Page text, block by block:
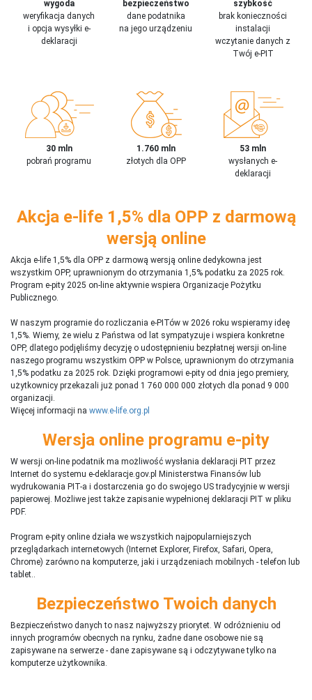
wygoda
weryfikacja danych
i opcja wysyłki e-
deklaracji
bezpieczeństwo
dane podatnika
na jego urządzeniu
szybkość
brak konieczności
instalacji
wczytanie danych z
Twój e-PIT
30 mln
pobrań programu
1.760 mln
złotych dla OPP
53 mln
wysłanych e-
deklaracji
Akcja e-life 1,5% dla OPP z darmową
wersją online
Akcja e-life 1,5% dla OPP z darmową wersją online dedykowna jest
wszystkim OPP, uprawnionym do otrzymania 1,5% podatku za 2025 rok.
Program e-pity 2025 on-line aktywnie wspiera Organizacje Pożytku
Publicznego.
W naszym programie do rozliczania e-PITów w 2026 roku wspieramy ideę
1,5%. Wiemy, że wielu z Państwa od lat sympatyzuje i wspiera konkretne
OPP, dlatego podjęliśmy decyzję o udostępnieniu bezpłatnej wersji on-line
naszego programu wszystkim OPP w Polsce, uprawnionym do otrzymania
1,5% podatku za 2025 rok. Dzięki programowi e-pity od dnia jego premiery,
użytkownicy przekazali już ponad 1 760 000 000 złotych dla ponad 9 000
organizacji.
Więcej informacji na www.e-life.org.pl
Wersja online programu e-pity
W wersji on-line podatnik ma możliwość wysłania deklaracji PIT przez
Internet do systemu e-deklaracje.gov.pl Ministerstwa Finansów lub
wydrukowania PIT-a i dostarczenia go do swojego US tradycyjnie w wersji
papierowej. Możliwe jest także zapisanie wypełnionej deklaracji PIT w pliku
PDF.
Program e-pity online działa we wszystkich najpopularniejszych
przeglądarkach internetowych (Internet Explorer, Firefox, Safari, Opera,
Chrome) zarówno na komputerze, jaki i urządzeniach mobilnych - telefon lub
tablet..
Bezpieczeństwo Twoich danych
Bezpieczeństwo danych to nasz najwyższy priorytet. W odróżnieniu od
innych programów obecnych na rynku, żadne dane osobowe nie są
zapisywane na serwerze - dane zapisywane są i odczytywane tylko na
komputerze użytkownika.